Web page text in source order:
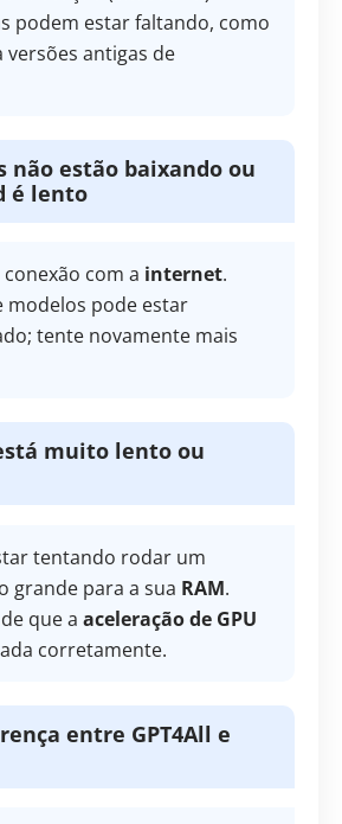
podem estar faltando, como
versões antigas de
não estão baixando ou
é lento
com a internet.
modelos pode estar
tente novamente mais
muito lento ou
tentando rodar um
grande para a sua RAM.
que a aceleração de GPU
corretamente.
entre GPT4All e